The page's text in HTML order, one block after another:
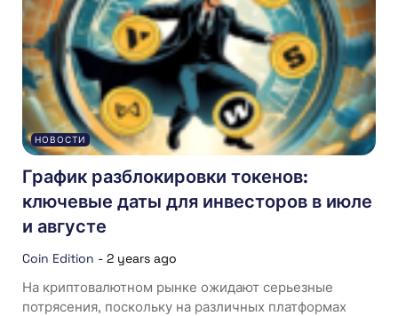
НОВОСТИ
График разблокировки токенов:
ключевые даты для инвесторов в июле
и августе
Coin Edition - 2 years ago
На криптовалютном рынке ожидают серьезные
потрясения, поскольку на различных платформах